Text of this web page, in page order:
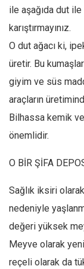
Bu Sayı
Tüm Sayılar
Kategoriler
Kültür Sanat
Kitap
Karisi kitap
7 soruda bu
Ekonomi
Gıda-
Hayat
ile aşağıda dut
karıştırmayınız.
O dut ağacı ki,
üretir. Bu
giyim ve süs
araçların
Bilhassa kemik
önemlidir.
O BİR ŞİFA
Sağlık iksiri
nedeniyle
değeri yüksek
Meyve olarak
reçeli olarak da